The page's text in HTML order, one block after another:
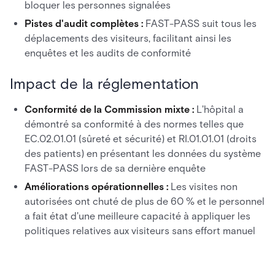
bloquer les personnes signalées
Pistes d'audit complètes : FAST-PASS suit tous les
déplacements des visiteurs, facilitant ainsi les
enquêtes et les audits de conformité
Impact de la réglementation
Conformité de la Commission mixte : L'hôpital a
démontré sa conformité à des normes telles que
EC.02.01.01 (sûreté et sécurité) et RI.01.01.01 (droits
des patients) en présentant les données du système
FAST-PASS lors de sa dernière enquête
Améliorations opérationnelles : Les visites non
autorisées ont chuté de plus de 60 % et le personnel
a fait état d'une meilleure capacité à appliquer les
politiques relatives aux visiteurs sans effort manuel